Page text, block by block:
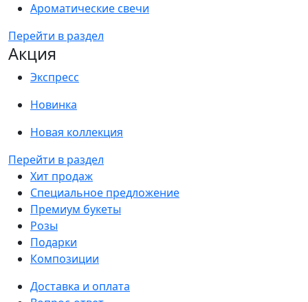
Ароматические свечи
Перейти в раздел
Акция
Экспресс
Новинка
Новая коллекция
Перейти в раздел
Хит продаж
Специальное предложение
Премиум букеты
Розы
Подарки
Композиции
Доставка и оплата